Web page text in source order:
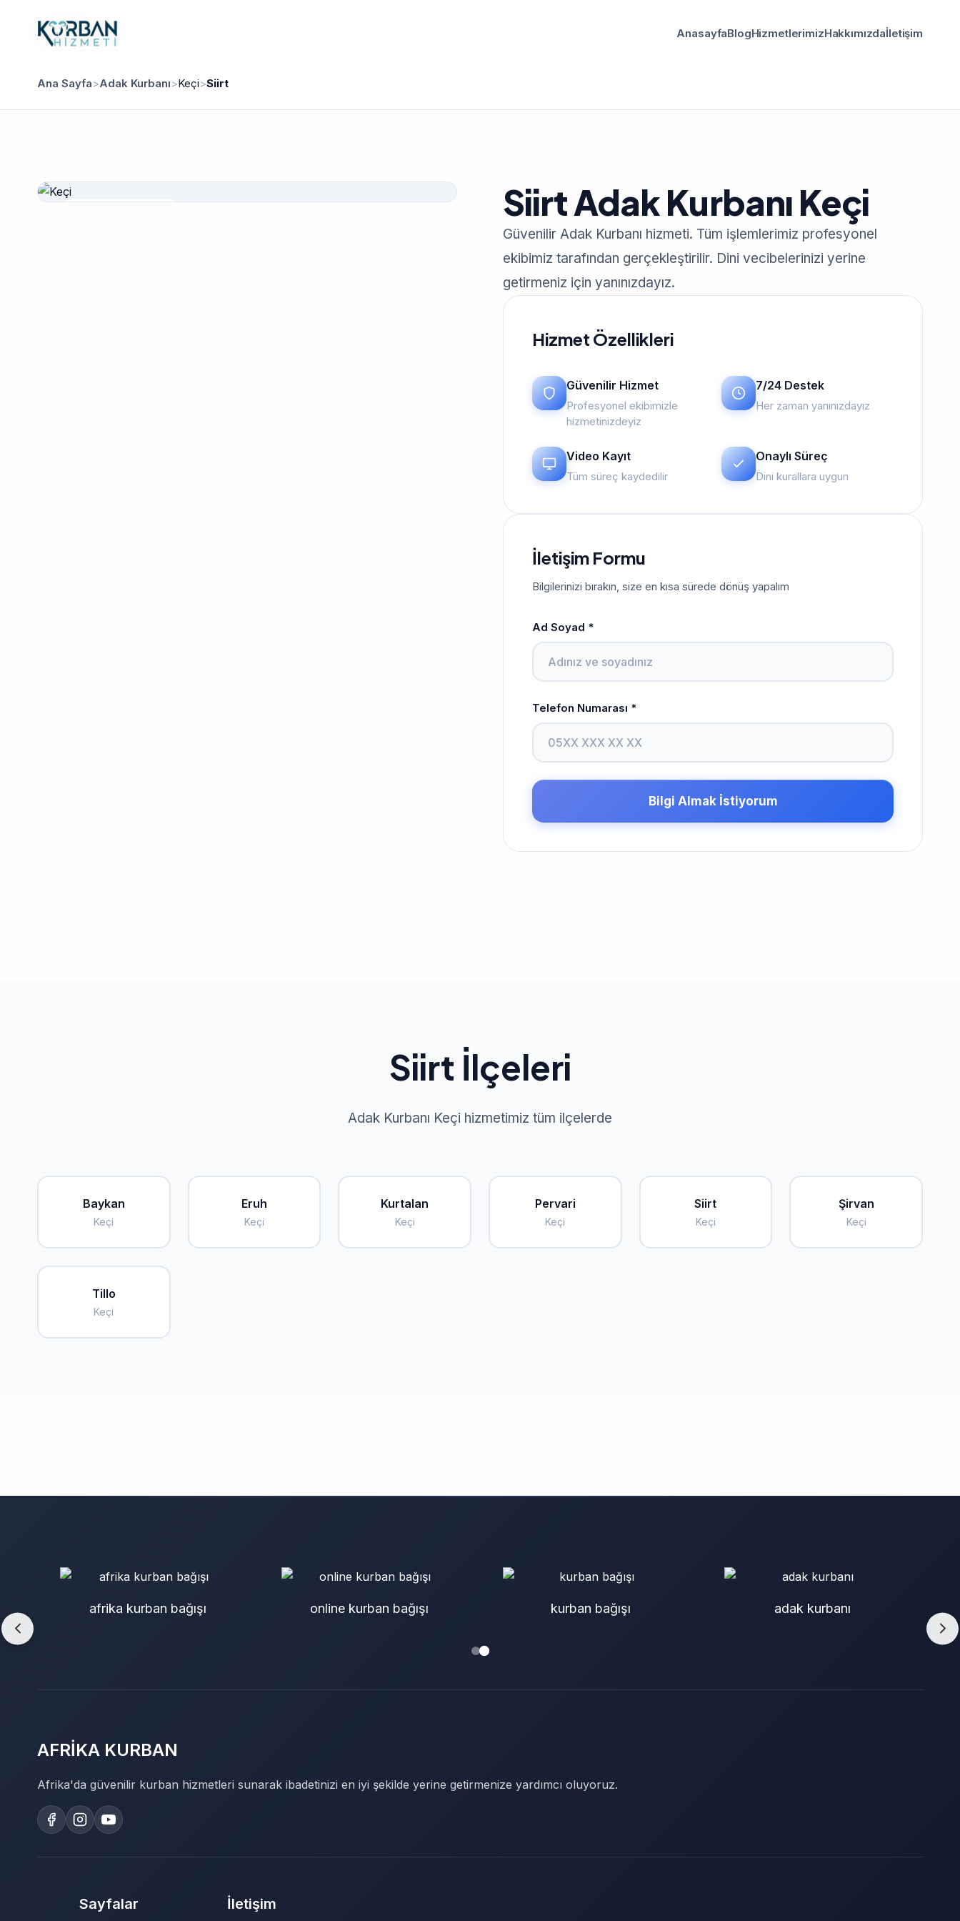
AnasayfaBlogHizmetlerimizHakkımızdaİletişim
Ana Sayfa>Adak Kurbanı>Keçi>Siirt
Siirt Adak Kurbanı Keçi
Güvenilir Adak Kurbanı hizmeti. Tüm işlemlerimiz profesyonel
ekibimiz tarafından gerçekleştirilir. Dini vecibelerinizi yerine
getirmeniz için yanınızdayız.
Hizmet Özellikleri
Güvenilir Hizmet
Profesyonel ekibimizle
hizmetinizdeyiz
7/24 Destek
Her zaman yanınızdayız
Video Kayıt
Tüm süreç kaydedilir
Onaylı Süreç
Dini kurallara uygun
İletişim Formu
Bilgilerinizi bırakın, size en kısa sürede dönüş yapalım
Ad Soyad *
Telefon Numarası *
Bilgi Almak İstiyorum
Siirt İlçeleri
Adak Kurbanı Keçi hizmetimiz tüm ilçelerde
Baykan
Keçi
Eruh
Keçi
Kurtalan
Keçi
Pervari
Keçi
Siirt
Keçi
Şirvan
Keçi
Tillo
Keçi
afrika kurban bağışı online kurban bağışı kurban bağışı adak kurbanı
AFRİKA KURBAN
Afrika'da güvenilir kurban hizmetleri sunarak ibadetinizi en iyi şekilde yerine getirmenize yardımcı oluyoruz.
Sayfalar İletişim